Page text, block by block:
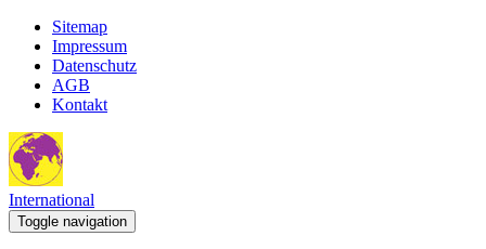
Sitemap
Impressum
Datenschutz
AGB
Kontakt
International
Toggle navigation